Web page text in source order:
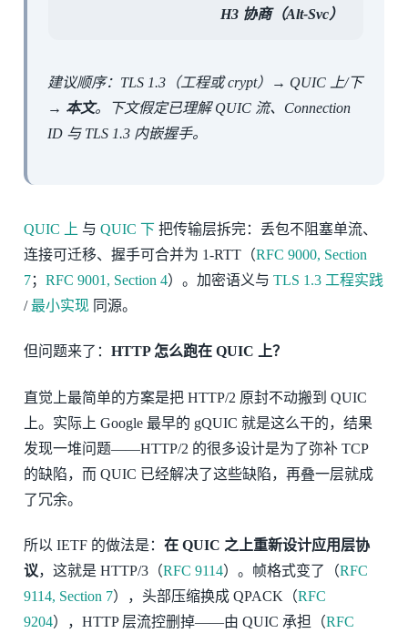
H3 协商（Alt-Svc）
建议顺序：TLS 1.3（工程或 crypt）→ QUIC 上/下
→ 本文。下文假定已理解 QUIC 流、Connection
ID 与 TLS 1.3 内嵌握手。
QUIC 上 与 QUIC 下把传输层拆完：丢包不阻塞单流、
连接可迁移、握手可合并为 1-RTT（RFC 9000, Section
7； RFC 9001, Section 4）。加密语义与 TLS 1.3 工程实践
/最小实现同源。
但问题来了： HTTP 怎么跑在 QUIC 上？
直觉上最简单的方案是把 HTTP/2 原封不动搬到 QUIC
上。实际上 Google 最早的 gQUIC 就是这么干的，结果
发现一堆问题——HTTP/2 的很多设计是为了弥补 TCP
的缺陷，而 QUIC 已经解决了这些缺陷，再叠一层就成
了冗余。
所以 IETF 的做法是： 在 QUIC 之上重新设计应用层协
议，这就是 HTTP/3（RFC 9114）。帧格式变了（RFC
9114, Section 7），头部压缩换成 QPACK（RFC
9204），HTTP 层流控删掉——由 QUIC 承担（RFC